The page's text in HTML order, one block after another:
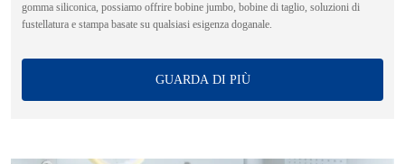
gomma siliconica, possiamo offrire bobine jumbo, bobine di taglio, soluzioni di
fustellatura e stampa basate su qualsiasi esigenza doganale.
GUARDA DI PIÙ